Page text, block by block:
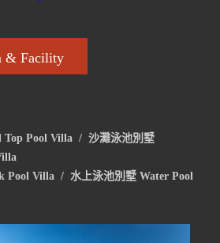
& Facility
Top Pool Villa / 沙灘泳池別墅
Pool Villa / 水上泳池別墅 Water Pool